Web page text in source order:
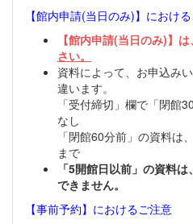
【館内申請(当日のみ)】におけ
【館内申請(当日のみ)】は、
さい。
資料によって、お申込み
違います。
「受付締切」欄で「閉館
なし
「閉館60分前」の資料は
まで
「5開館日以前」の資料
できません。
【事前予約】におけるご注意